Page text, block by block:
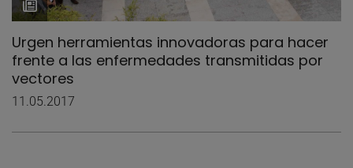
Urgen herramientas innovadoras para hacer
frente a las enfermedades transmitidas por
vectores
11.05.2017